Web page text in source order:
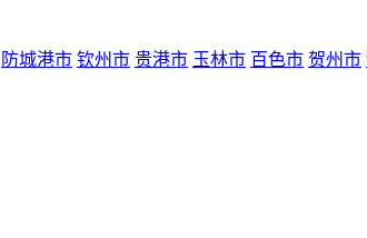
防城港市 钦州市 贵港市 玉林市 百色市 贺州市